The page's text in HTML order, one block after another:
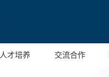
人才培养 交流合作